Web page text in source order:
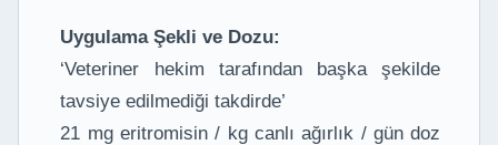
Uygulama Şekli ve Dozu:
‘Veteriner hekim tarafından başka şekilde
tavsiye edilmediği takdirde’
21 mg eritromisin / kg canlı ağırlık / gün doz